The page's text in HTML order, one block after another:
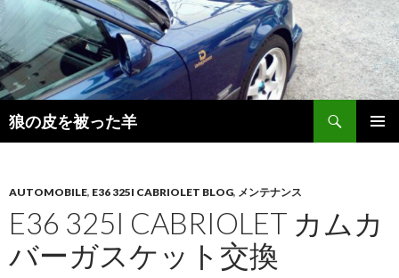
狼の皮を被った羊
検
索
ン
ツ
へ
移
動
AUTOMOBILE, E36 325I CABRIOLET BLOG, メンテナンス
E36 325I CABRIOLET カムカ
バーガスケット交換